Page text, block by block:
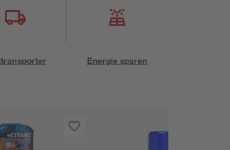
Energie sparen